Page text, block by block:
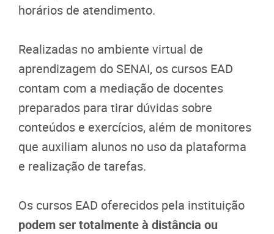
horários de atendimento.
Realizadas no ambiente virtual de
aprendizagem do SENAI, os cursos EAD
contam com a mediação de docentes
preparados para tirar dúvidas sobre
conteúdos e exercícios, além de monitores
que auxiliam alunos no uso da plataforma
e realização de tarefas.
Os cursos EAD oferecidos pela instituição
podem ser totalmente à distância ou